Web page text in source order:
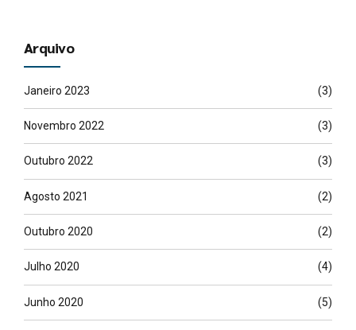
Arquivo
Janeiro 2023 (3)
Novembro 2022 (3)
Outubro 2022 (3)
Agosto 2021 (2)
Outubro 2020 (2)
Julho 2020 (4)
Junho 2020 (5)